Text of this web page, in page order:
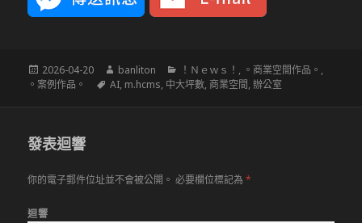
發
佈
2026-04-20
作
者
banliton
分
類
！Ｎｅｗｓ！ , 。商業空間作品。 ,
。案例作品。
標
AI, m.hcms, 中大坪數,商業空間,辦公室
發表迴響
你的電子郵件位址並不會被公開。 必要欄位標記為*
迴響